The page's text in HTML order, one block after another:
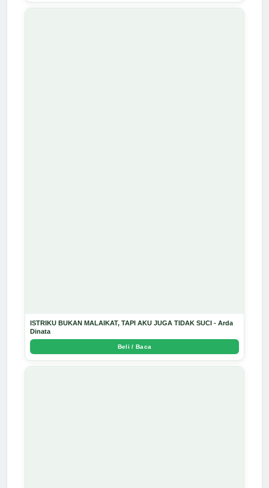
ISTRIKU BUKAN MALAIKAT, TAPI AKU JUGA TIDAK SUCI - Arda
Dinata
Beli / Baca